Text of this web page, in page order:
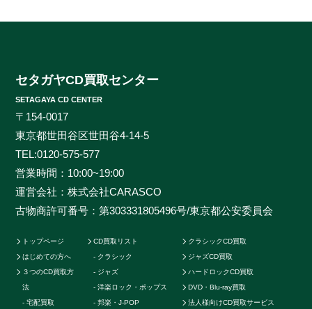
ジャンルなんでも大丈夫！ロック、ジャズ、ソウル、歌
も知らないマイナータイトルまで何でもお売りくださ
めに、各ジャンルに精通したベテランのスタッフが一つ
一つ丁寧に査定を行わせて頂きます。過去の莫大な買取
データに加えて世界中の最新相場チャートを照らし合わ
せ、ただ買い取るだけのサービスとは一線を画する「的
確な」査定はどこにも真似出来ません。ご自宅で聴かな
古相場は日々変動しています。それは国内だけではなく
世界基準の価格相場でも同じです。当店では国内のネッ
トワークだけでなく、アメリカやカナダ、イギリスなど
の海外ネットワークも強く、日本では人気のないCDで
セタガヤCD買取センター
SETAGAYA CD CENTER
〒154-0017
東京都世田谷区世田谷4-14-5
TEL:0120-575-577
営業時間：10:00~19:00
運営会社：株式会社CARASCO
古物商許可番号：第303331805496号/東京都公安委員会
トップページ
はじめての方へ
３つのCD買取方
法
宅配買取
CD買取リスト
クラシック
ジャズ
洋楽ロック・ポップス
邦楽・J-POP
クラシックCD買取
ジャズCD買取
ハードロックCD買取
DVD・Blu-ray買取
法人様向けCD買取サービス